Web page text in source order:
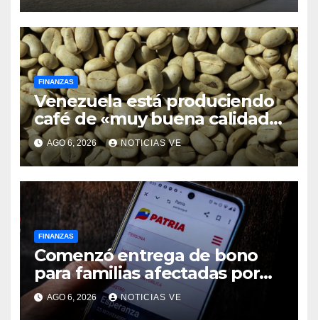
FINANZAS
Venezuela está produciendo
café de «muy buena calidad»
que está siendo exportado a
21 países
AGO 6, 2026 NOTICIAS VE
FINANZAS
Comenzó entrega de bono
para familias afectadas por
los terremotos: Conoce el
monto
AGO 6, 2026 NOTICIAS VE